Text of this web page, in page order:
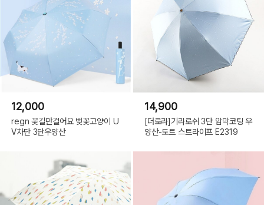
12,000
regn 꽃길만걸어요 벚꽃고양이 U
V차단 3단우양산
14,900
[더로라]기라로쉬 3단 암막코팅 우
양산-도트 스트라이프 E2319